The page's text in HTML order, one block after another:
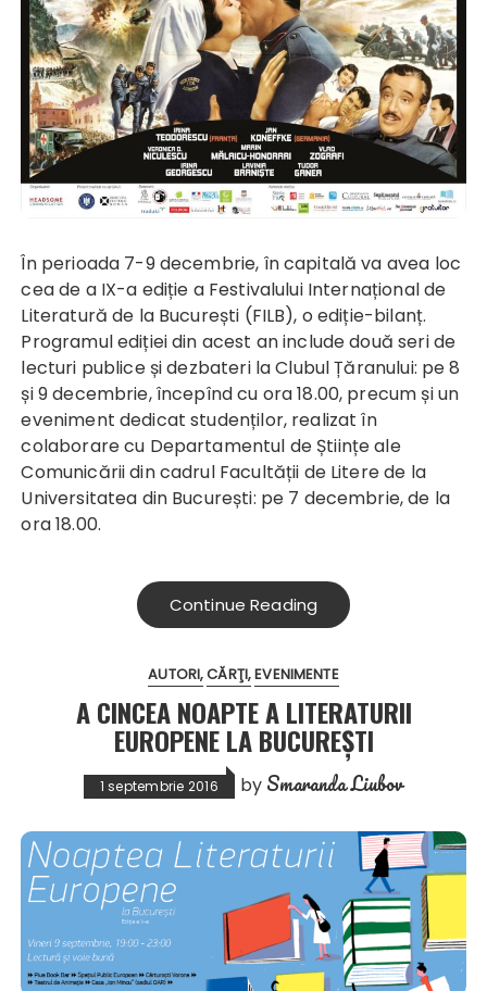
În perioada 7-9 decembrie, în capitală va avea loc
cea de a IX-a ediție a Festivalului Internațional de
Literatură de la București (FILB), o ediție-bilanț.
Programul ediției din acest an include două seri de
lecturi publice și dezbateri la Clubul Țăranului: pe 8
și 9 decembrie, începînd cu ora 18.00, precum și un
eveniment dedicat studenților, realizat în
colaborare cu Departamentul de Științe ale
Comunicării din cadrul Facultății de Litere de la
Universitatea din București: pe 7 decembrie, de la
ora 18.00.
Continue Reading
AUTORI CĂRŢI EVENIMENTE
A CINCEA NOAPTE A LITERATURII
EUROPENE LA BUCUREȘTI
1 septembrie 2016 by Smaranda Liubov